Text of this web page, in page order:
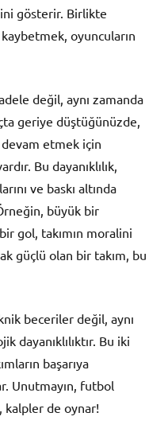
gösterir. Birlikte
oyuncuların
değil, aynı zamanda
geriye düştüğünüzde,
etmek için
Bu dayanıklılık,
ve baskı altında
büyük bir
gol, takımın moralini
güçlü olan bir takım, bu
beceriler değil, aynı
dayanıklılıktır. Bu iki
başarıya
Unutmayın, futbol
kalpler de oynar!